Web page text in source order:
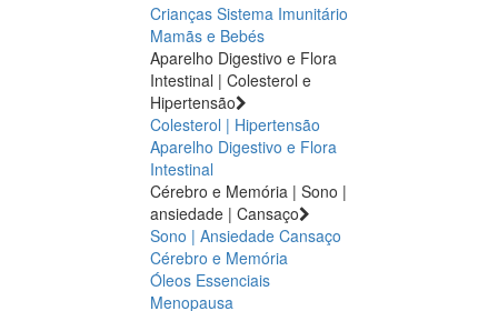
Crianças Sistema Imunitário
Mamãs e Bebés
Aparelho Digestivo e Flora
Intestinal | Colesterol e
Hipertensão
Colesterol | Hipertensão
Aparelho Digestivo e Flora
Intestinal
Cérebro e Memória | Sono |
ansiedade | Cansaço
Sono | Ansiedade Cansaço
Cérebro e Memória
Óleos Essenciais
Menopausa